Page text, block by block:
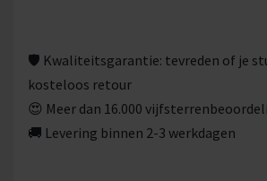
🛡 Kwaliteitsgarantie: tevreden of je
kosteloos retour
😍 Meer dan 16.000
🚚 Levering binnen 2-3 werkdagen